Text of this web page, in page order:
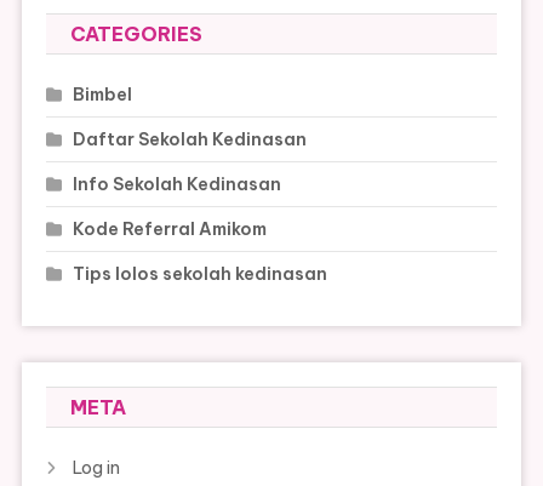
CATEGORIES
Bimbel
Daftar Sekolah Kedinasan
Info Sekolah Kedinasan
Kode Referral Amikom
Tips lolos sekolah kedinasan
META
Log in